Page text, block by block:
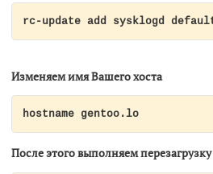
rc-update add sysklogd
Изменяем имя Вашего хоста
hostname gentoo.lo
После этого выполняем перезагрузку